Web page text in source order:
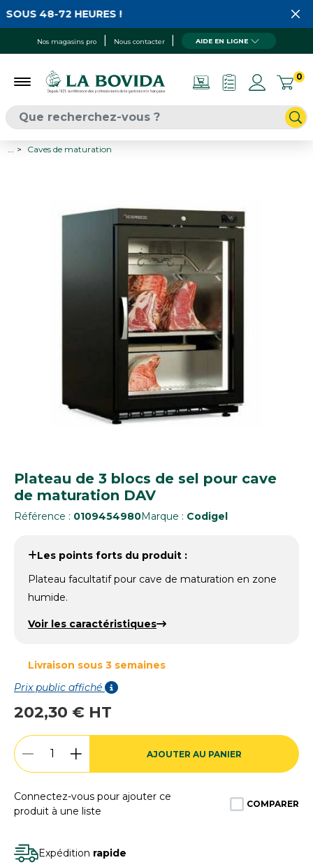
Nos magasins pro Nous contacter AIDE EN LIGNE
0
48-72 HEURES !
Caves de maturation
Plateau de 3 blocs de sel pour cave
de maturation DAV
Référence : 0109454980Marque : Codigel
Les points forts du produit :
Plateau facultatif pour cave de maturation en zone
humide.
Voir les caractéristiques
Livraison sous 3 semaines
Prix public affiché
202,30 € HT
AJOUTER AU PANIER
Connectez-vous pour ajouter ce
produit à une liste
COMPARER
Expédition rapide